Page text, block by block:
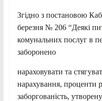
Згідно з постановою
березня № 206 “Деякі
комунальних послуг в
заборонено
нараховувати та
нарахування, проценти
заборгованість,